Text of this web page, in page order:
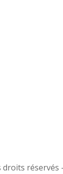
réservés